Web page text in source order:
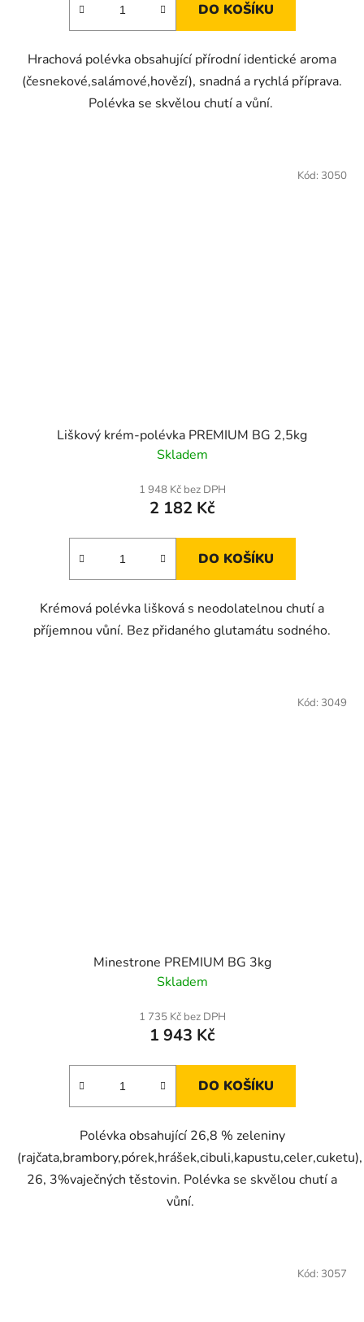
DO KOŠÍKU
Hrachová polévka obsahující přírodní identické aroma
(česnekové,salámové,hovězí), snadná a rychlá příprava.
Polévka se skvělou chutí a vůní.
Liškový krém-polévka PREMIUM BG 2,5kg
Skladem
1 948 Kč bez DPH
2 182 Kč
DO KOŠÍKU
Krémová polévka lišková s neodolatelnou chutí a
příjemnou vůní. Bez přidaného glutamátu sodného.
Kód: 3050
Minestrone PREMIUM BG 3kg
Skladem
1 735 Kč bez DPH
1 943 Kč
DO KOŠÍKU
Polévka obsahující 26,8 % zeleniny
(rajčata,brambory,pórek,hrášek,cibuli,kapustu,celer,cuketu),
26, 3%vaječných těstovin. Polévka se skvělou chutí a
vůní.
Kód: 3049
Kód: 3057